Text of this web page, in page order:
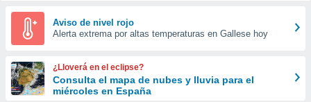
y
forma
digital
basada
Aviso de nivel rojo
Alerta extrema por altas temperaturas en Gallese hoy
¿Lloverá en el eclipse?
Consulta el mapa de nubes y lluvia para el
miércoles en España